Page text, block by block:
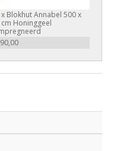
Blokhut Annabel 500 x
cm Honinggeel